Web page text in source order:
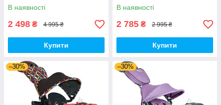
В наявності
2 498 ₴ 4 995 ₴
Купити
В наявності
2 785 ₴ 2 995 ₴
Купити
–30% –30%